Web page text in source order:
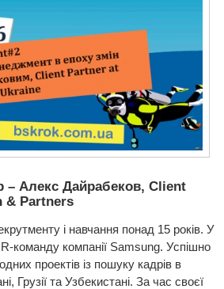
– Алекс Дайрабеков, Client
& Partners
і навчання понад 15 років. У
команду компанії Samsung. Успішно
проектів із пошуку кадрів в
Грузії та Узбекистані. За час своєї